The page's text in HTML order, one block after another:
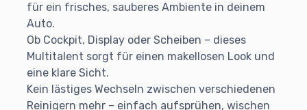
für ein frisches, sauberes Ambiente in deinem
Auto.
Ob Cockpit, Display oder Scheiben – dieses
Multitalent sorgt für einen makellosen Look und
eine klare Sicht.
Kein lästiges Wechseln zwischen verschiedenen
Reinigern mehr – einfach aufsprühen, wischen